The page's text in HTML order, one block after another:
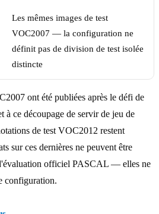
Les mêmes images de test
VOC2007 — la configuration ne
définit pas de division de test isolée
distincte
ont été publiées après le défi de
à ce découpage de servir de jeu de
de test VOC2012 restent
sur ces dernières ne peuvent être
officiel PASCAL — elles ne
configuration.